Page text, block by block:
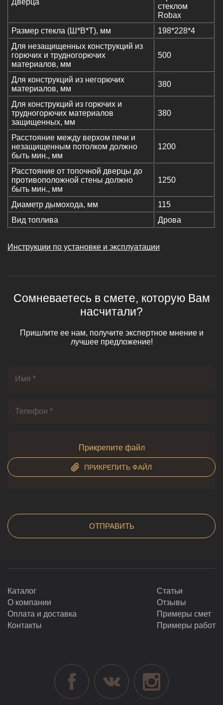
Дверца
стеклом
Robax
Размер стекла (Ш*В*Т), мм
198*228*4
Для незащищенных конструкций из
горючих и трудногорючих
материалов, мм
500
Для конструкций из негорючих
материалов, мм
380
Для конструкций из горючих и
трудногорючих материалов
защищенных, мм
380
Расстояние между верхом печи и
незащищенным потолком должно
быть мин., мм
1200
Расстояние от топочной дверцы до
противоположной стены должно
быть мин., мм
1250
Диаметр дымохода, мм
115
Вид топлива
Дрова
Инструкции по установке и эксплуатации
Сомневаетесь в смете, которую Вам
насчитали?
Пришлите ее нам, получите экспертное мнение и
лучшее предложение!
Прикрепите файл
ПРИКРЕПИТЬ ФАЙЛ
Каталог
О компании
Оплата и доставка
Контакты
Статьи
Отзывы
Примеры смет
Примеры работ